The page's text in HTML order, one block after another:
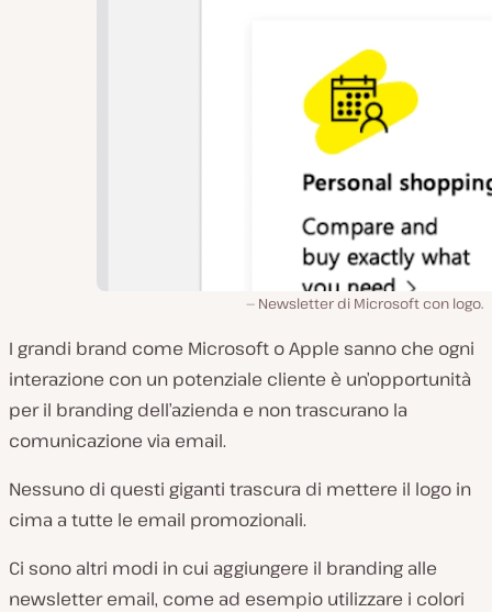
Newsletter di Microsoft con logo.
I grandi brand come Microsoft o Apple sanno che ogni
interazione con un potenziale cliente è un’opportunità
per il branding dell’azienda e non trascurano la
comunicazione via email.
Nessuno di questi giganti trascura di mettere il logo in
cima a tutte le email promozionali.
Ci sono altri modi in cui aggiungere il branding alle
newsletter email, come ad esempio utilizzare i colori